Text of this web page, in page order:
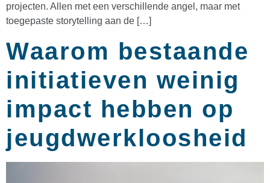
projecten. Allen met een verschillende angel, maar met
toegepaste storytelling aan de […]
Waarom bestaande
initiatieven weinig
impact hebben op
jeugdwerkloosheid